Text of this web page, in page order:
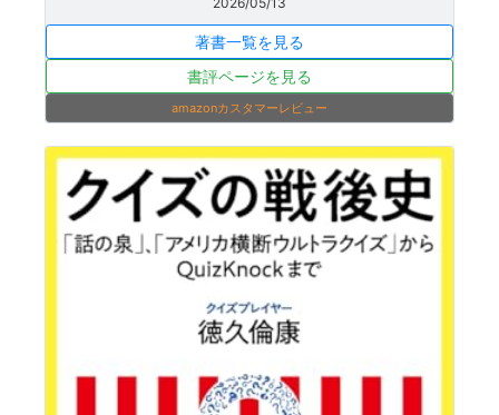
著書一覧を見る
書評ページを見る
amazonカスタマーレビュー